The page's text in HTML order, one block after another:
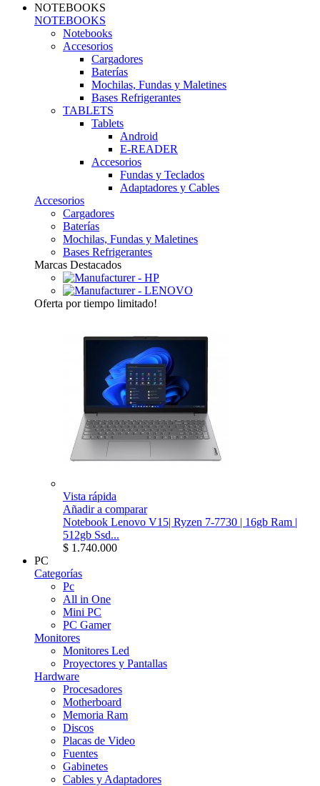
NOTEBOOKS
NOTEBOOKS
Notebooks
Accesorios
Cargadores
Baterías
Mochilas, Fundas y Maletines
Bases Refrigerantes
TABLETS
Tablets
Android
E-READER
Accesorios
Fundas y Teclados
Adaptadores y Cables
Accesorios
Cargadores
Baterías
Mochilas, Fundas y Maletines
Bases Refrigerantes
Marcas Destacados
Oferta por tiempo limitado!
Vista rápida
Añadir a comparar
Notebook Lenovo V15| Ryzen 7-7730 | 16gb Ram |
512gb Ssd...
$ 1.740.000
PC
Categorías
Pc
All in One
Mini PC
PC Gamer
Monitores
Monitores Led
Proyectores y Pantallas
Hardware
Procesadores
Motherboard
Memoria Ram
Discos
Placas de Video
Fuentes
Gabinetes
Cables y Adaptadores